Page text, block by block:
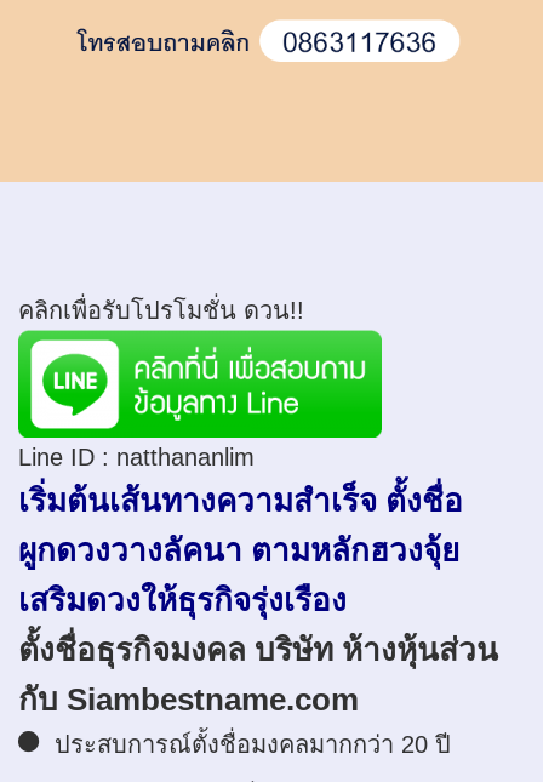
คลิกเพื่อรับโปรโมชั่น ดวน!!
Line ID : natthananlim
เริ่มต้นเส้นทางความสำเร็จ ตั้งชื่อ
ผูกดวงวางลัคนา ตามหลักฮวงจุ้ย
เสริมดวงให้ธุรกิจรุ่งเรือง
ตั้งชื่อธุรกิจมงคล บริษัท ห้างหุ้นส่วน
กับ Siambestname.com
ประสบการณ์ตั้งชื่อมงคลมากกว่า 20 ปี